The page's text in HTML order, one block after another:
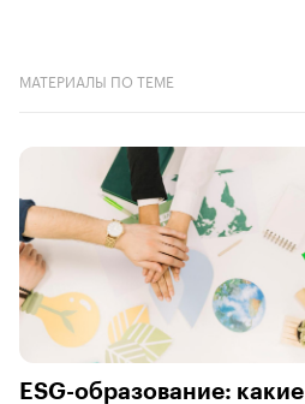
МАТЕРИАЛЫ ПО ТЕМЕ
ESG-образование: какие